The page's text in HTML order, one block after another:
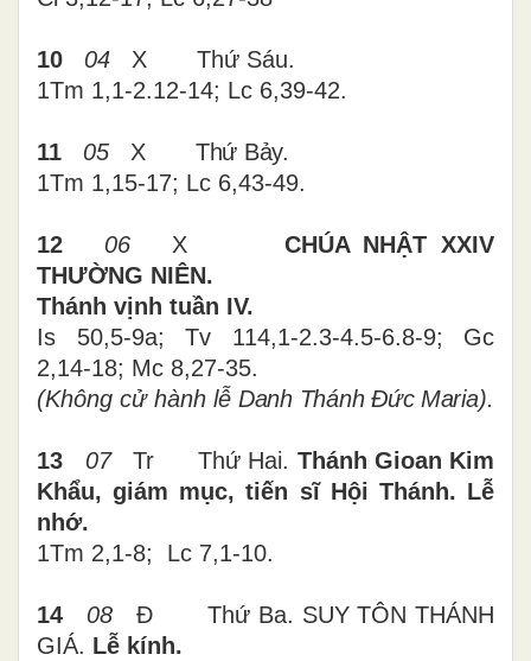
10 04 X Thứ Sáu.
1Tm 1,1-2.12-14; Lc 6,39-42.
11 05 X Thứ Bảy.
1Tm 1,15-17; Lc 6,43-49.
12 06 X CHÚA NHẬT XXIV
THƯỜNG NIÊN.
Thánh vịnh tuần IV.
Is 50,5-9a; Tv 114,1-2.3-4.5-6.8-9; Gc
2,14-18; Mc 8,27-35.
(Không cử hành lễ Danh Thánh Đức Maria).
13 07Tr Thứ Hai. Thánh Gioan Kim
Khẩu, giám mục, tiến sĩ Hội Thánh. Lễ
nhớ.
1Tm 2,1-8; Lc 7,1-10.
14 08Đ Thứ Ba. SUY TÔN THÁNH
GIÁ. Lễ kính.